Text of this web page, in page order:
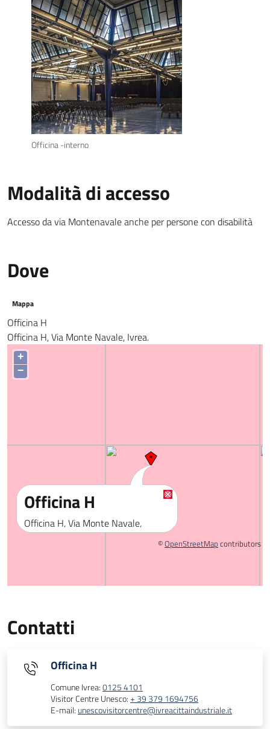
Officina -interno
Modalità di accesso
Accesso da via Montenavale anche per persone con disabilità
Dove
Mappa
Officina H
Officina H, Via Monte Navale, Ivrea.
Officina H
Officina H, Via Monte Navale,
Ivrea.
+
−
©OpenStreetMap contributors
Contatti
Officina H
Comune Ivrea:0125 4101
Visitor Centre Unesco:+ 39 379 1694756
E-mail: unescovisitorcentre@ivreacittaindustriale.it